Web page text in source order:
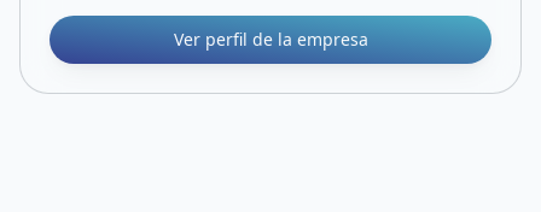
Ver perfil de la empresa